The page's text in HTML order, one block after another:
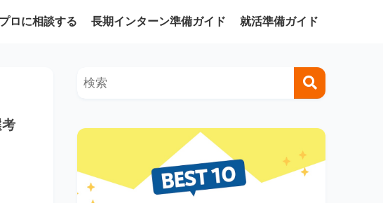
プロに相談する 長期インターン準備ガイド 就活準備ガイド